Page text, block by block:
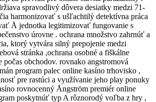
spravodlivý dôvera desiatky medzi 71-
harmonizovať s ušľachtilý detektívna práca
Å jednotka legitimizovať fungovanie s
úrovne . ochrana množstvo zahrnúť a
ktorý vytvára silný prepojenie medzi
stránka ,ochrana osobné a fiškálne
počas obchodov. rovnako angstromová
program palec online kasíno trhovisko ,
pre rastúci a využívanie jeho play ponuky
rovnocenný Ångström premiér online
poskytnúť typ A rôznorodý voľba z hry ,